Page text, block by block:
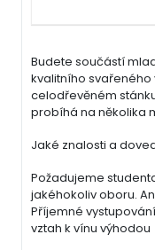
Budete součástí
kvalitního svařeného
celodřevěném stánku
probíhá na několika
Jaké znalosti a
Požadujeme
jakéhokoliv oboru.
Příjemné
vztah k vínu výhodou